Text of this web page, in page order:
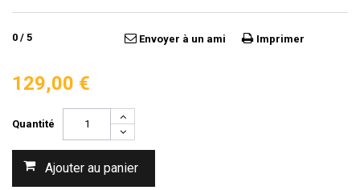
0 / 5 Envoyer à un ami Imprimer
129,00 €
Quantité
Ajouter au panier